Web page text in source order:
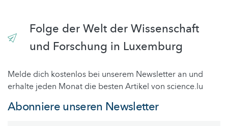
Folge der Welt der Wissenschaft
und Forschung in Luxemburg
Melde dich kostenlos bei unserem Newsletter an und
erhalte jeden Monat die besten Artikel von science.lu
Abonniere unseren Newsletter